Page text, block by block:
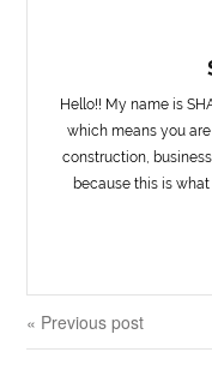
Hello!! My name is
which means you
construction,
because this is
« Previous post